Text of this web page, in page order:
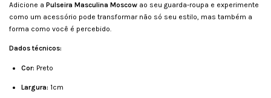
Adicione a Pulseira Masculina Moscow ao seu guarda-roupa e experimente
como um acessório pode transformar não só seu estilo, mas também a
forma como você é percebido.
Dados técnicos:
Cor: Preto
Largura: 1cm